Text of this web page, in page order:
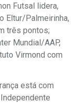
Futsal lidera,
Eltur/Palmeirinha,
três pontos;
Mundial/AAP,
Virmond com
está com